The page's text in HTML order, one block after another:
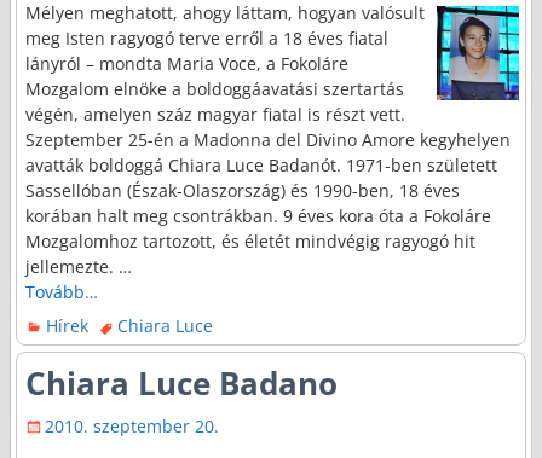
Mélyen meghatott, ahogy láttam, hogyan valósult
meg Isten ragyogó terve erről a 18 éves fiatal
lányról – mondta Maria Voce, a Fokoláre
Mozgalom elnöke a boldoggáavatási szertartás
végén, amelyen száz magyar fiatal is részt vett.
Szeptember 25-én a Madonna del Divino Amore kegyhelyen
avatták boldoggá Chiara Luce Badanót. 1971-ben született
Sassellóban (Észak-Olaszország) és 1990-ben, 18 éves
korában halt meg csontrákban. 9 éves kora óta a Fokoláre
Mozgalomhoz tartozott, és életét mindvégig ragyogó hit
jellemezte. …
Tovább…
Hírek
Chiara Luce
Chiara Luce Badano
2010. szeptember 20.